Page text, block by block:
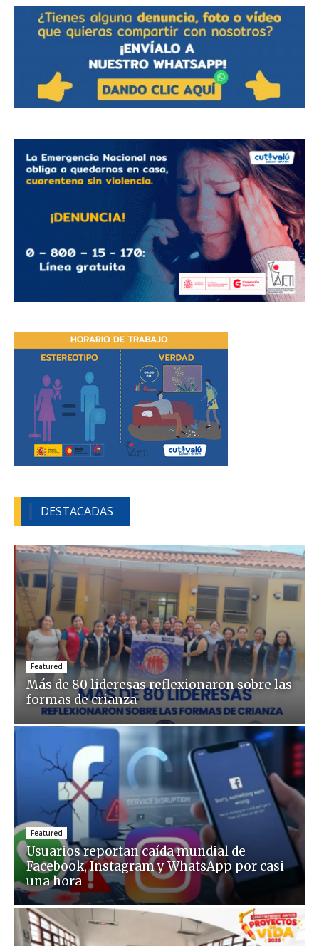
DESTACADAS
Featured
Más de 80 lideresas reflexionaron sobre las
formas de crianza
Featured
Usuarios reportan caída mundial de
Facebook, Instagram y WhatsApp por casi
una hora